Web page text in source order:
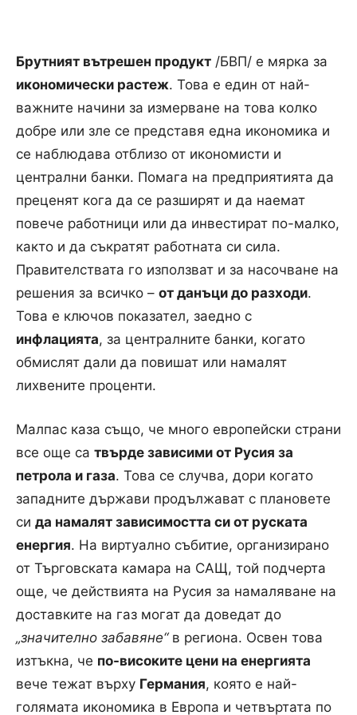
Брутният вътрешен продукт /БВП/ е мярка за
икономически растеж. Това е един от най-
важните начини за измерване на това колко
добре или зле се представя една икономика и
се наблюдава отблизо от икономисти и
централни банки. Помага на предприятията да
преценят кога да се разширят и да наемат
повече работници или да инвестират по-малко,
както и да съкратят работната си сила.
Правителствата го използват и за насочване на
решения за всичко – от данъци до разходи.
Това е ключов показател, заедно с
инфлацията, за централните банки, когато
обмислят дали да повишат или намалят
лихвените проценти.
Малпас каза също, че много европейски страни
все още са твърде зависими от Русия за
петрола и газа. Това се случва, дори когато
западните държави продължават с плановете
си да намалят зависимостта си от руската
енергия. На виртуално събитие, организирано
от Търговската камара на САЩ, той подчерта
още, че действията на Русия за намаляване на
доставките на газ могат да доведат до
„значително забавяне“в региона. Освен това
изтъкна, че по-високите цени на енергията
вече тежат върху Германия, която е най-
голямата икономика в Европа и четвъртата по